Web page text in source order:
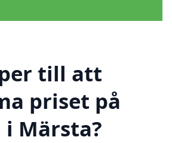
till att
priset på
Märsta?